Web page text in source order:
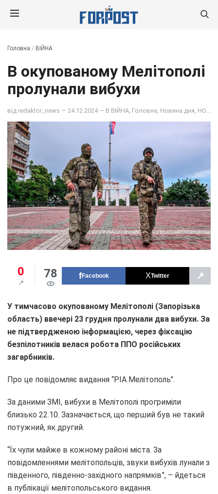
Головна / ВІЙНА
В окупованому Мелітополі
пролунали вибухи
від redaktor_news — 24.12.2024 — В ВІЙНА Головне Новина дня НОВИНИ
0 78 Facebook Twitter ↗
У тимчасово окупованому Мелітополі (Запорізька
область) ввечері 23 грудня пролунали два вибухи. За
не підтвердженою інформацією, через фіксацію
безпілотників велася робота ППО російських
загарбників.
Про це повідомляє видання “РІА Мелітополь”.
За даними ЗМІ, вибухи в Мелітополі прогриміли
близько 22.10. Зазначається, що перший був не такий
потужний, як другий.
“Їх чули майже в кожному районі міста. За
повідомленнями мелітопольців, звуки вибухів лунали з
південного, південно-західного напрямків”, – йдеться
в публікації мелітопольського видання.